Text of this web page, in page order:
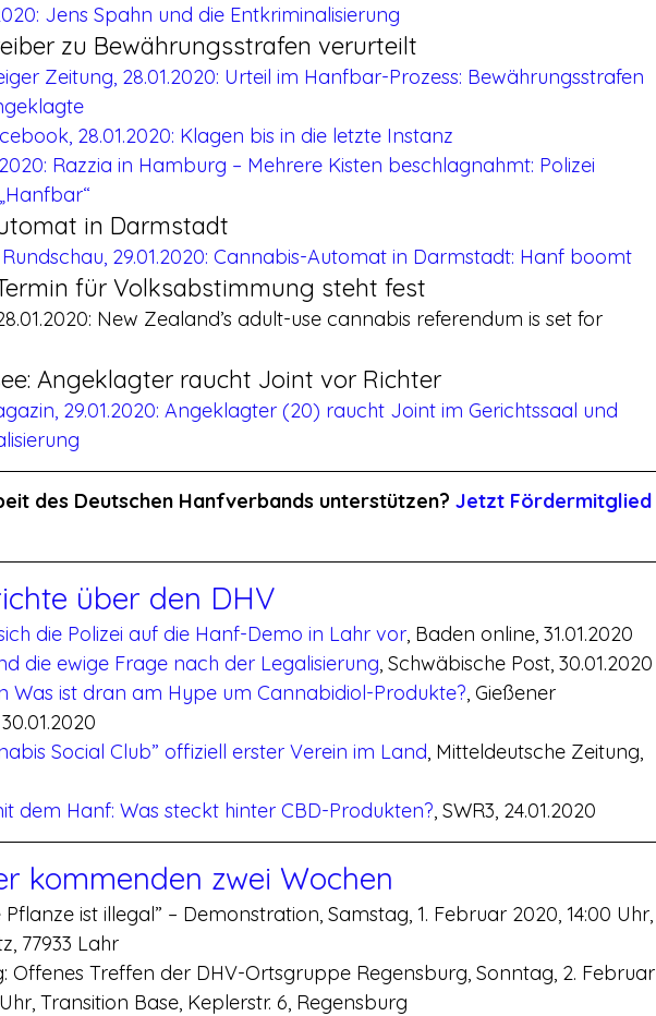
Jens Spahn und die Entkriminalisierung
zu Bewährungsstrafen verurteilt
Zeitung, 28.01.2020: Urteil im Hanfbar-Prozess: Bewährungsstrafen
28.01.2020: Klagen bis in die letzte Instanz
Razzia in Hamburg – Mehrere Kisten beschlagnahmt: Polizei
in Darmstadt
29.01.2020: Cannabis-Automat in Darmstadt: Hanf boomt
für Volksabstimmung steht fest
New Zealand’s adult-use cannabis referendum is set for
Angeklagter raucht Joint vor Richter
29.01.2020: Angeklagter (20) raucht Joint im Gerichtssaal und
des Deutschen Hanfverbands unterstützen? Jetzt Fördermitglied
über den DHV
die Polizei auf die Hanf-Demo in Lahr vor, Baden online, 31.01.2020
die ewige Frage nach der Legalisierung, Schwäbische Post, 30.01.2020
Was ist dran am Hype um Cannabidiol-Produkte?, Gießener
Social Club” offiziell erster Verein im Land, Mitteldeutsche Zeitung,
dem Hanf: Was steckt hinter CBD-Produkten?, SWR3, 24.01.2020
kommenden zwei Wochen
Pflanze ist illegal” – Demonstration, Samstag, 1. Februar 2020, 14:00 Uhr,
77933 Lahr
Offenes Treffen der DHV-Ortsgruppe Regensburg, Sonntag, 2. Februar
Transition Base, Keplerstr. 6, Regensburg